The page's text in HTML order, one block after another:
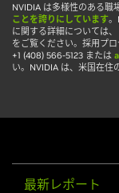
NVIDIA は多様性のある職
ことを誇りにしています
に関する詳細については
をご覧ください。採用プ
+1 (408) 566-5123 または
い。NVIDIA は、米国在住
最新レポート